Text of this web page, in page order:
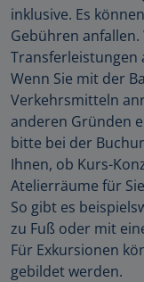
inklusive. Es
Gebühren
Transferleistungen
Wenn Sie mit der
Verkehrsmitteln
anderen Gründen
bitte bei der
Ihnen, ob Kurs-
Atelierräume für
So gibt es
zu Fuß oder mit
Für Exkursionen
gebildet werden.